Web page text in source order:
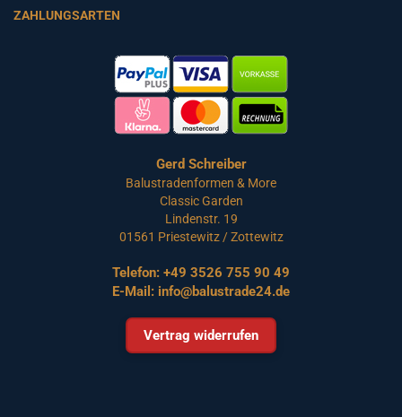
ZAHLUNGSARTEN
Gerd Schreiber
Balustradenformen & More
Classic Garden
Lindenstr. 19
01561 Priestewitz / Zottewitz
Telefon: +49 3526 755 90 49
E-Mail: info@balustrade24.de
Vertrag widerrufen